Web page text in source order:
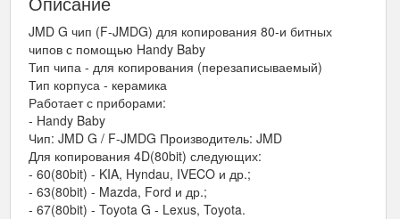
JMD G чип (F-JMDG) для копирования 80-и битных
чипов с помощью Handy Baby
Тип чипа - для копирования (перезаписываемый)
Тип корпуса - керамика
Работает с приборами:
- Handy Baby
Чип: JMD G / F-JMDG Производитель: JMD
Для копирования 4D(80bit) следующих:
- 60(80bit) - KIA, Hyndau, IVECO и др.;
- 63(80bit) - Mazda, Ford и др.;
- 67(80bit) - Toyota G - Lexus, Toyota.